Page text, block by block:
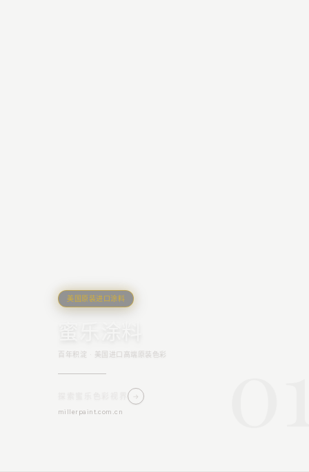
美国原装进口涂料
百年积淀 · 美国进口高端原装色彩
探索蜜乐色彩视界 →
millerpaint.com.cn